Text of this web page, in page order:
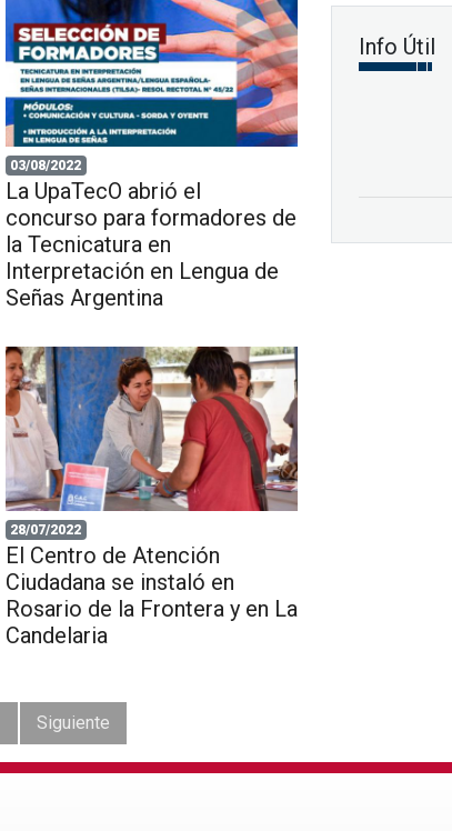
03/08/2022
La UpaTecO abrió el
concurso para formadores de
la Tecnicatura en
Interpretación en Lengua de
Señas Argentina
28/07/2022
El Centro de Atención
Ciudadana se instaló en
Rosario de la Frontera y en La
Candelaria
Siguiente
Info Útil